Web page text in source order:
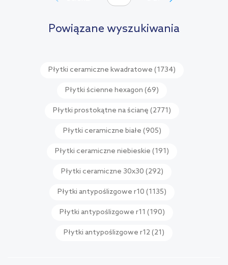
Powiązane wyszukiwania
Płytki ceramiczne kwadratowe (1734)
Płytki ścienne hexagon (69)
Płytki prostokątne na ścianę (2771)
Płytki ceramiczne białe (905)
Płytki ceramiczne niebieskie (191)
Płytki ceramiczne 30x30 (292)
Płytki antypoślizgowe r10 (1135)
Płytki antypoślizgowe r11 (190)
Płytki antypoślizgowe r12(21)